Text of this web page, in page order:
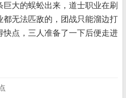
大的蜈蚣出来，道士职业在刷
无法匹敌的，团战只能溜边打
点，三人准备了一下后便走进